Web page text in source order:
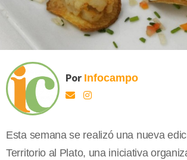
Por Infocampo
Esta semana se realizó una nueva
Territorio al Plato, una iniciativa